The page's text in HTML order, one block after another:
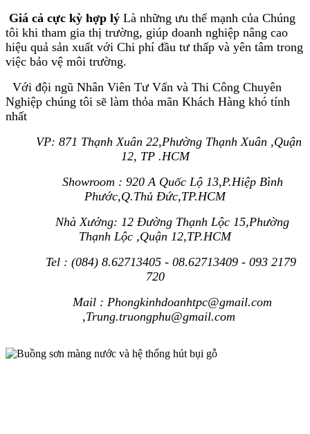
Giá cả cực kỳ hợp lý Là những ưu thế mạnh của Chúng
tôi khi tham gia thị trường, giúp doanh nghiệp nâng cao
hiệu quả sản xuất với Chi phí đầu tư thấp và yên tâm trong
việc bảo vệ môi trường.
Với đội ngũ Nhân Viên Tư Vấn và Thi Công Chuyên
Nghiệp chúng tôi sẽ làm thỏa mãn Khách Hàng khó tính
nhất
VP: 871 Thạnh Xuân 22,Phường Thạnh Xuân ,Quận
12, TP .HCM
Showroom : 920 A Quốc Lộ 13,P.Hiệp Bình
Phước,Q.Thủ Đức,TP.HCM
Nhà Xưởng: 12 Đường Thạnh Lộc 15,Phường
Thạnh Lộc ,Quận 12,TP.HCM
Tel : (084) 8.62713405 - 08.62713409 - 093 2179
720
Mail : Phongkinhdoanhtpc@gmail.com
,Trung.truongphu@gmail.com